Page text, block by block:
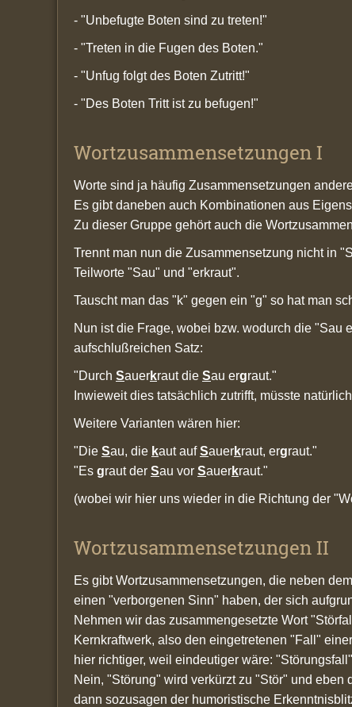
- "Unbefugte Boten sind zu treten!"
- "Treten in die Fugen des Boten."
- "Unfug folgt des Boten Zutritt!"
- "Des Boten Tritt ist zu befugen!"
Wortzusammensetzungen I
Worte sind ja häufig Zusammensetzungen
Es gibt daneben auch Kombinationen aus
Zu dieser Gruppe gehört auch die
Trennt man nun die Zusammensetzung nicht in
Teilworte "Sau" und "erkraut".
Tauscht man das "k" gegen ein "g" so hat man
Nun ist die Frage, wobei bzw. wodurch die "Sau
aufschlußreichen Satz:
"Durch Sauerkraut die Sau ergraut."
Inwieweit dies tatsächlich zutrifft, müsste
Weitere Varianten wären hier:
"Die Sau, die kaut aufSauerkraut, ergraut."
"Es graut der Sau vor Sauerkraut."
(wobei wir hier uns wieder in die Richtung der
Wortzusammensetzungen II
Es gibt Wortzusammensetzungen, die neben
einen "verborgenen Sinn" haben, der sich
Nehmen wir das zusammengesetzte Wort
Kernkraftwerk, also den eingetretenen "Fall"
hier richtiger, weil eindeutiger wäre:
Nein, "Störung" wird verkürzt zu "Stör" und
dann sozusagen der humoristische